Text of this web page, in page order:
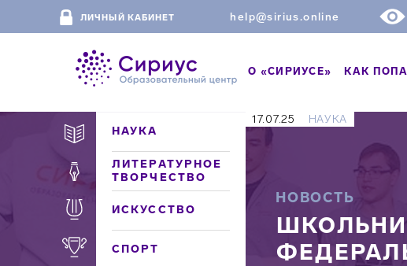
ЛИЧНЫЙ КАБИНЕТ help@sirius.online
О «СИРИУСЕ» КАК
НАУКА
ЛИТЕРАТУРНОЕ
ТВОРЧЕСТВО
ИСКУССТВО
СПОРТ
17.07.25 НАУКА
НОВОСТЬ